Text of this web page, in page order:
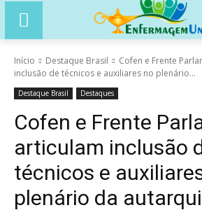
Início Destaque Brasil
Cofen e Frente
inclusão de técnicos e auxiliares no plenário...
Destaque Brasil Destaques
Cofen e Frente
articulam inclusão
técnicos e
plenário da